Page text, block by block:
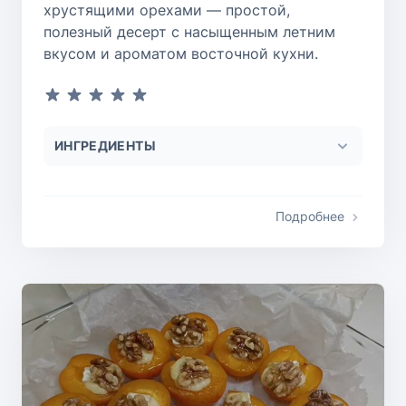
хрустящими орехами — простой,
полезный десерт с насыщенным летним
вкусом и ароматом восточной кухни.
ИНГРЕДИЕНТЫ
Подробнее